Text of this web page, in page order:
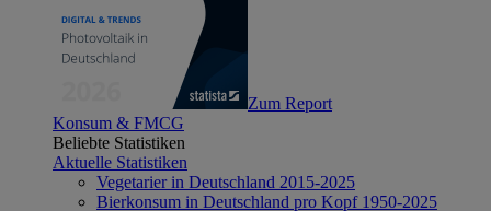
Zum Report
Konsum & FMCG
Beliebte Statistiken
Aktuelle Statistiken
Vegetarier in Deutschland 2015-2025
Bierkonsum in Deutschland pro Kopf 1950-2025